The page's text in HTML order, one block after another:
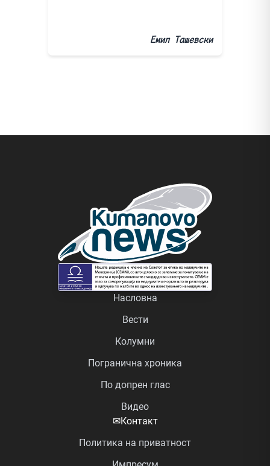
Емил Ташевски
Насловна
Вести
Колумни
Погранична хроника
По допрен глас
Видео
✉Контакт
Политика на приватност